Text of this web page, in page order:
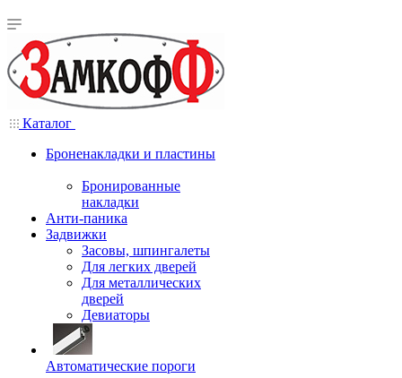
Каталог
Броненакладки и пластины
Бронированные
накладки
Анти-паника
Задвижки
Засовы, шпингалеты
Для легких дверей
Для металлических
дверей
Девиаторы
Автоматические пороги